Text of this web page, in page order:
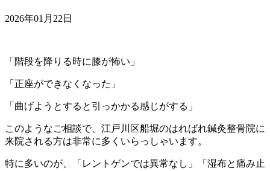
2026年01月22日
「階段を降りる時に膝が怖い」
「正座ができなくなった」
「曲げようとすると引っかかる感じがする」
このようなご相談で、江戸川区船堀のはればれ鍼灸整骨院に
来院される方は非常に多くいらっしゃいます。
特に多いのが、「レントゲンでは異常なし」「湿布と痛み止